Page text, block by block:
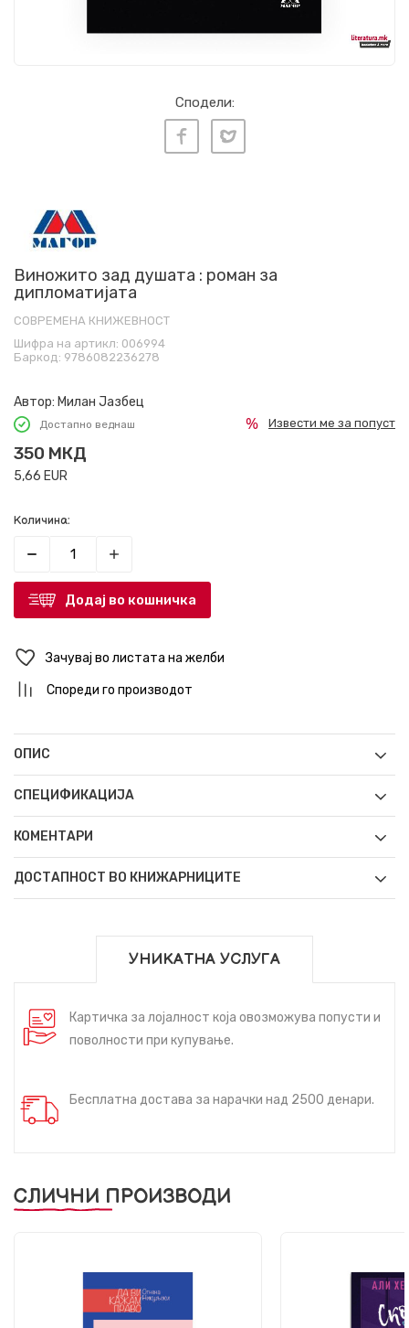
Сподели:
Виножито зад душата : роман за
дипломатијата
СОВРЕМЕНА КНИЖЕВНОСТ
Шифра на артикл: 006994
Баркод: 9786082236278
Автор: Милан Јазбец
Достапно веднаш
350 МКД
5,66 EUR
Извести ме за попуст
Количина:
Додај во кошничка
Зачувај во листата на желби
Спореди го производот
ОПИС
СПЕЦИФИКАЦИЈА
КОМЕНТАРИ
ДОСТАПНОСТ ВО КНИЖАРНИЦИТЕ
УНИКАТНА УСЛУГА
Картичка за лојалност која овозможува попусти и
поволности при купување.
Бесплатна достава за нарачки над 2500 денари.
СЛИЧНИ ПРОИЗВОДИ